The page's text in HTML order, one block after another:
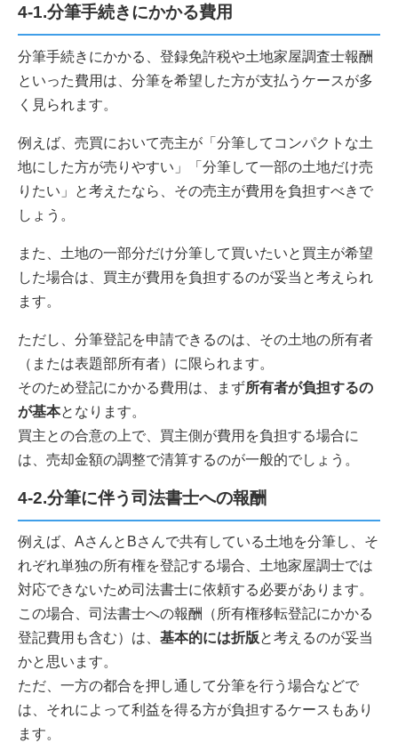
4-1.分筆手続きにかかる費用
分筆手続きにかかる、登録免許税や土地家屋調査士報酬
といった費用は、分筆を希望した方が支払うケースが多
く見られます。
例えば、売買において売主が「分筆してコンパクトな土
地にした方が売りやすい」「分筆して一部の土地だけ売
りたい」と考えたなら、その売主が費用を負担すべきで
しょう。
また、土地の一部分だけ分筆して買いたいと買主が希望
した場合は、買主が費用を負担するのが妥当と考えられ
ます。
ただし、分筆登記を申請できるのは、その土地の所有者
（または表題部所有者）に限られます。
そのため登記にかかる費用は、まず所有者が負担するの
が基本となります。
買主との合意の上で、買主側が費用を負担する場合に
は、売却金額の調整で清算するのが一般的でしょう。
4-2.分筆に伴う司法書士への報酬
例えば、AさんとBさんで共有している土地を分筆し、そ
れぞれ単独の所有権を登記する場合、土地家屋調士では
対応できないため司法書士に依頼する必要があります。
この場合、司法書士への報酬（所有権移転登記にかかる
登記費用も含む）は、 基本的には折版と考えるのが妥当
かと思います。
ただ、一方の都合を押し通して分筆を行う場合などで
は、それによって利益を得る方が負担するケースもあり
ます。